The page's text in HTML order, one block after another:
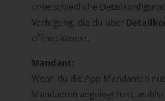
unterschiedliche
Verfügung, die du über
öffnen kannst.
Mandant:
Wenn du die App Mandanten
Mandanten angelegt hast,